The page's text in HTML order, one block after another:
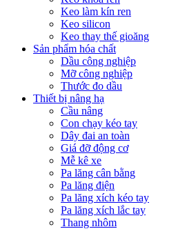
Keo làm kín ren
Keo silicon
Keo thay thế gioăng
Sản phẩm hóa chất
Dầu công nghiệp
Mỡ công nghiệp
Thước đo dầu
Thiết bị nâng hạ
Cầu nâng
Con chạy kéo tay
Dây đai an toàn
Giá đỡ động cơ
Mễ kê xe
Pa lăng cân bằng
Pa lăng điện
Pa lăng xích kéo tay
Pa lăng xích lắc tay
Thang nhôm